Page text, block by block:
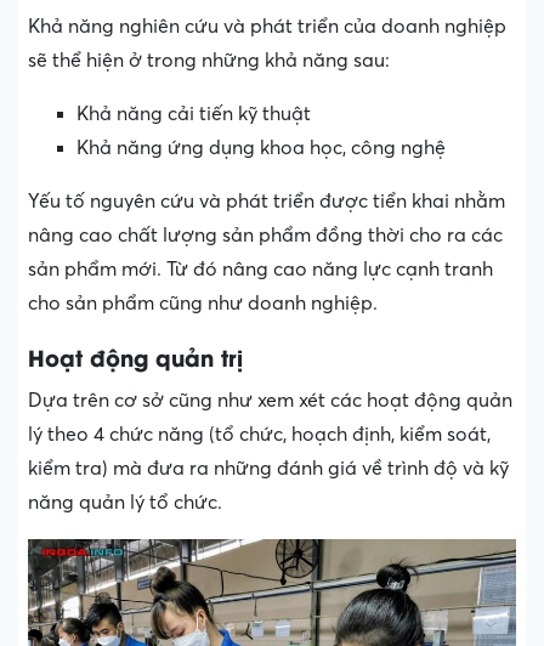
Khả năng nghiên cứu và phát triển của doanh nghiệp
sẽ thể hiện ở trong những khả năng sau:
Khả năng cải tiến kỹ thuật
Khả năng ứng dụng khoa học, công nghệ
Yếu tố nguyên cứu và phát triển được tiển khai nhằm
nâng cao chất lượng sản phẩm đồng thời cho ra các
sản phẩm mới. Từ đó nâng cao năng lực cạnh tranh
cho sản phẩm cũng như doanh nghiệp.
Hoạt động quản trị
Dựa trên cơ sở cũng như xem xét các hoạt động quản
lý theo 4 chức năng (tổ chức, hoạch định, kiểm soát,
kiểm tra) mà đưa ra những đánh giá về trình độ và kỹ
năng quản lý tổ chức.